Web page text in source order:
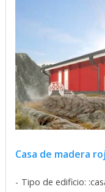
Casa de madera
Tipo de edificio: